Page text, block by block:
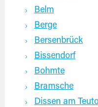
Belm
Berge
Bersenbrück
Bissendorf
Bohmte
Bramsche
Dissen am